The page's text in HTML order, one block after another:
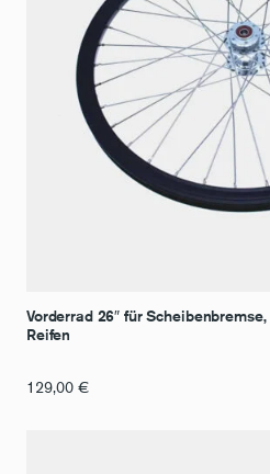
Vorderrad 26″ für
Reifen
129,00 €